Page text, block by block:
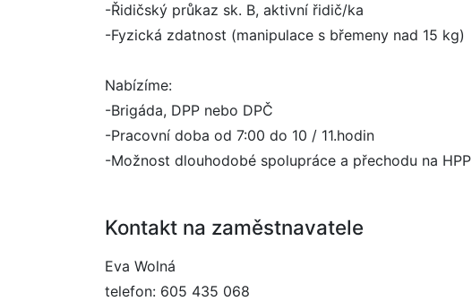
-Řidičský průkaz sk. B, aktivní řidič/ka
-Fyzická zdatnost (manipulace s břemeny nad 15 kg)
Nabízíme:
-Brigáda, DPP nebo DPČ
-Pracovní doba od 7:00 do 10 / 11.hodin
-Možnost dlouhodobé spolupráce a přechodu na HPP
Kontakt na zaměstnavatele
Eva Wolná
telefon: 605 435 068